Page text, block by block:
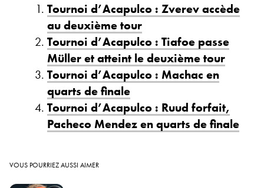
Tournoi d’Acapulco : Zverev accède
au deuxième tour
Tournoi d’Acapulco : Tiafoe passe
Müller et atteint le deuxième tour
Tournoi d’Acapulco : Machac en
quarts de finale
Tournoi d’Acapulco : Ruud forfait,
Pacheco Mendez en quarts de finale
VOUS POURRIEZ AUSSI AIMER